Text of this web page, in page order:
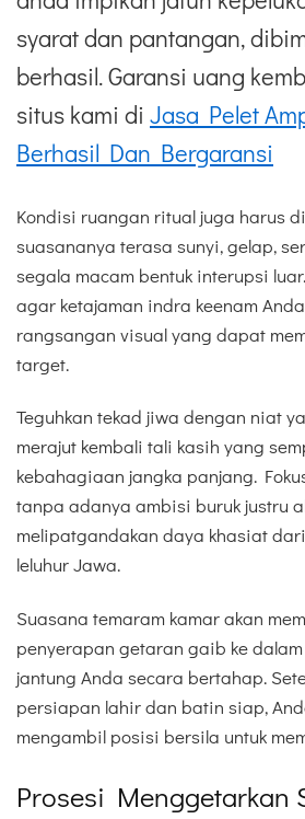
syarat dan pantangan,
berhasil. Garansi uang
situs kami di Jasa Pelet
Berhasil Dan Bergaransi
Kondisi ruangan ritual juga harus
suasananya terasa sunyi, gelap,
segala macam bentuk interupsi
agar ketajaman indra keenam
rangsangan visual yang dapat
target.
Teguhkan tekad jiwa dengan niat
merajut kembali tali kasih yang
kebahagiaan jangka panjang.
tanpa adanya ambisi buruk justru
melipatgandakan daya khasiat
leluhur Jawa.
Suasana temaram kamar akan
penyerapan getaran gaib ke
jantung Anda secara bertahap.
persiapan lahir dan batin siap,
mengambil posisi bersila untuk
Prosesi Menggetarkan